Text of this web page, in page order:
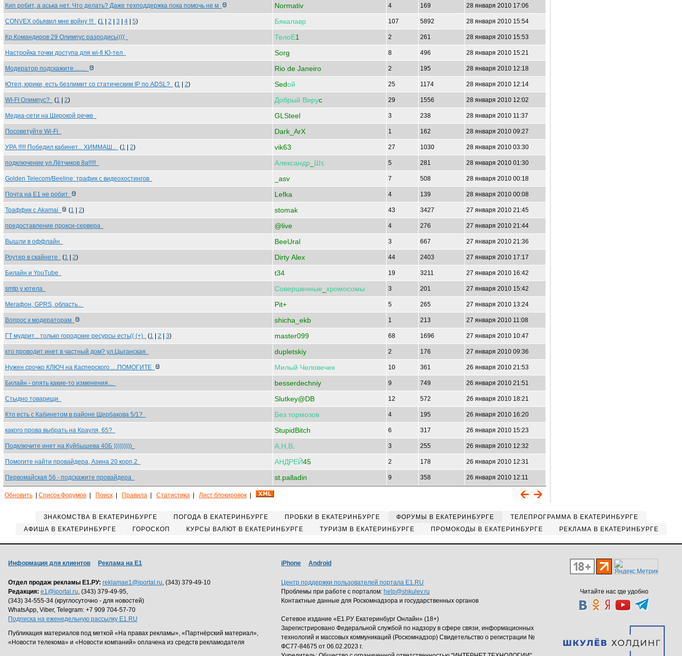
Кип робит, а аська нет. Что делать? Даже техподдержка пока помочь не м Normativ 4 169 28 января 2010 17:06
CONVEX обьявил мне войну !!! (1 2 3 4 5) Бякалавр 107 5892 28 января 2010 15:54
Кр.Командиров 29 Олимпус разродись(((( ТелоЕ1 2 261 28 января 2010 15:53
Настройка точки доступа для wi-fi Ю-тел Sorg 8 496 28 января 2010 15:21
Модератор подскажите........ Rio de Janeiro 2 195 28 января 2010 12:18
Ютел, юрики, есть безлимит со статическим IP по ADSL? (1 2) Sedой 25 1174 28 января 2010 12:14
WI-FI Олимпус? (1 2) Добрый Вируc 29 1556 28 января 2010 12:02
Медиа-сети на Широкой речке GLSteel 3 238 28 января 2010 11:37
Посоветуйте Wi-Fi Dark_ArX 1 162 28 января 2010 09:27
УРА !!!!! Победил кабинет... ХИММАШ.. (1 2) vik63 27 1030 28 января 2010 03:30
подключение ул.Лётчиков 8а!!!!! Александр Шт. 5 281 28 января 2010 01:30
Golden Telecom/Beeline: трафик с видеохостингов _asv 7 508 28 января 2010 00:18
Почта на Е1 не робит Lefka 4 139 28 января 2010 00:08
Траффик с Akamai (1 2) stomak 43 3427 27 января 2010 21:45
предоставление прокси-сервера @live 4 276 27 января 2010 21:44
Вышли в оффлайн BeeUral 3 667 27 января 2010 21:36
Роутер в скайнете (1 2) Dirty Alex 44 2403 27 января 2010 17:17
Билайн и YouTube t34 19 3211 27 января 2010 16:42
smtp у ютела Совершенные хромосомы 3 201 27 января 2010 15:42
Мегафон, GPRS, область.. Pit+ 5 265 27 января 2010 13:24
Вопрос к модераторам shicha_ekb 1 213 27 января 2010 11:08
ГТ мудрит... только городские ресурсы есть(( (+) (1 2 3) master099 68 1696 27 января 2010 10:47
кто проводит инет в частный дом? ул.Цыганская dupletskiy 2 176 27 января 2010 09:36
Нужен срочко КЛЮЧ на Касперского.....ПОМОГИТЕ Милый Человечек 10 361 26 января 2010 21:53
Билайн - опять какие-то изменения... besserdechniy 9 749 26 января 2010 21:51
Стыдно товарищи Slutkey@DB 12 572 26 января 2010 18:21
Кто есть с Кабинетом в районе Щербакова 5/1? Без тормозов 4 195 26 января 2010 16:20
какого прова выбрать на Крауля, 65? StupidBitch 6 317 26 января 2010 15:23
Подключите инет на Куйбышева 40Б ))))))))) А Н В 3 255 26 января 2010 12:32
Помогите найти провайдера, Азина 20 корп.2 АНДРЕЙ45 2 178 26 января 2010 12:31
Первомайская 56 - подскажите провайдера st.palladin 9 358 26 января 2010 12:11
Обновить Список Форумов Поиск Правила Статистика Лист блокировок
ЗНАКОМСТВА В ЕКАТЕРИНБУРГЕ ПОГОДА В ЕКАТЕРИНБУРГЕ ПРОБКИ В ЕКАТЕРИНБУРГЕ ФОРУМЫ В ЕКАТЕРИНБУРГЕ
ТЕЛЕПРОГРАММА В ЕКАТЕРИНБУРГЕ
АФИША В ЕКАТЕРИНБУРГЕ
ГОРОСКОП КУРСЫ ВАЛЮТ В ЕКАТЕРИНБУРГЕ ТУРИЗМ В ЕКАТЕРИНБУРГЕ ПРОМОКОДЫ В ЕКАТЕРИНБУРГЕ РЕКЛАМА В ЕКАТЕРИНБУРГЕ
Читайте нас где удобно
Информация для клиентов Реклама на Е1
Отдел продаж рекламы Е1.РУ: reklamae1@iportal.ru, (343) 379-49-10
Редакция: e1@iportal.ru, (343) 379-49-95,
(343) 34-555-34 (круглосуточно - для новостей)
WhatsApp, Viber, Telegram: +7 909 704-57-70
Подписка на еженедельную рассылку E1.RU
Публикация материалов под меткой «На правах рекламы», «Партнёрский материал»,
«Новости телекома» и «Новости компаний» оплачена из средств рекламодателя
iPhone Android
Центр поддержки пользователей портала E1.RU
Проблемы при работе с порталом: help@shkulev.ru
Контактные данные для Роскомнадзора и государственных органов
Сетевое издание «Е1.РУ Екатеринбург Онлайн» (18+)
Зарегистрировано Федеральной службой по надзору в сфере связи, информационных
технологий и массовых коммуникаций (Роскомнадзор) Свидетельство о регистрации №
ФС77-84675 от 06.02.2023 г.